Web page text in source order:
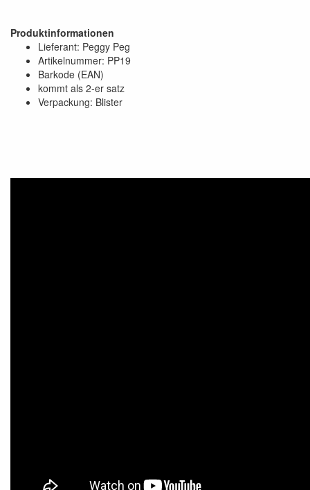
Produktinformationen
Lieferant: Peggy Peg
Artikelnummer: PP19
Barkode (EAN)
kommt als 2-er satz
Verpackung: Blister